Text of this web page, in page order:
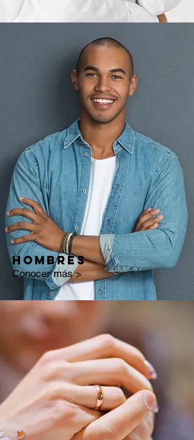
HOMBRES
Conocer más >